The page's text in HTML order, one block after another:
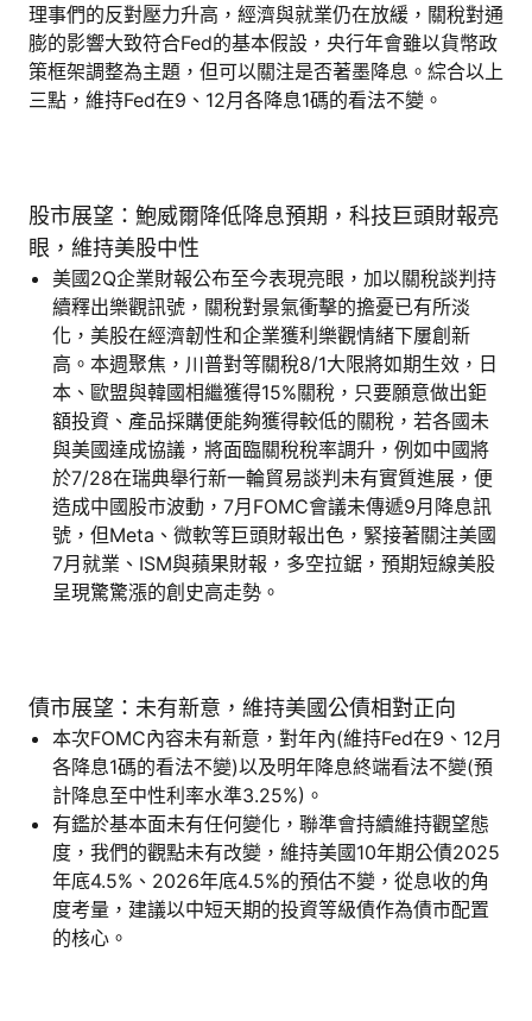
理事們的反對壓力升高，經濟與就業仍在放緩，關稅對通
膨的影響大致符合Fed的基本假設，央行年會雖以貨幣政
策框架調整為主題，但可以關注是否著墨降息。綜合以上
三點，維持Fed在9、12月各降息1碼的看法不變。
股市展望：鮑威爾降低降息預期，科技巨頭財報亮
眼，維持美股中性
美國2Q企業財報公布至今表現亮眼，加以關稅談判持
續釋出樂觀訊號，關稅對景氣衝擊的擔憂已有所淡
化，美股在經濟韌性和企業獲利樂觀情緒下屢創新
高。本週聚焦，川普對等關稅8/1大限將如期生效，日
本、歐盟與韓國相繼獲得15%關稅，只要願意做出鉅
額投資、產品採購便能夠獲得較低的關稅，若各國未
與美國達成協議，將面臨關稅稅率調升，例如中國將
於7/28在瑞典舉行新一輪貿易談判未有實質進展，便
造成中國股市波動，7月FOMC會議未傳遞9月降息訊
號，但Meta、微軟等巨頭財報出色，緊接著關注美國
7月就業、ISM與蘋果財報，多空拉鋸，預期短線美股
呈現驚驚漲的創史高走勢。
債市展望：未有新意，維持美國公債相對正向
本次FOMC內容未有新意，對年內(維持Fed在9、12月
各降息1碼的看法不變)以及明年降息終端看法不變(預
計降息至中性利率水準3.25%)。
有鑑於基本面未有任何變化，聯準會持續維持觀望態
度，我們的觀點未有改變，維持美國10年期公債2025
年底4.5%、2026年底4.5%的預估不變，從息收的角
度考量，建議以中短天期的投資等級債作為債市配置
的核心。